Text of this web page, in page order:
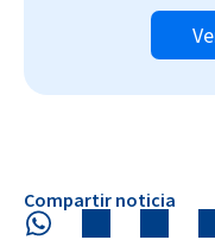
Compartir noticia